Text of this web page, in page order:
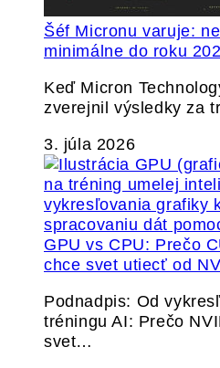
Šéf Micronu varuje:
minimálne do roku
Keď Micron
zverejnil výsledky za
3. júla 2026
GPU vs CPU: Prečo
chce svet utiecť od
Podnadpis: Od
tréningu AI: Prečo
svet…